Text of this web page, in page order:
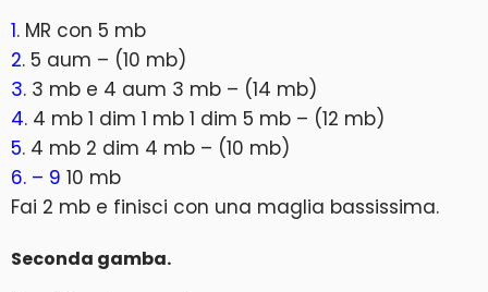
1. MR con 5 mb
2. 5 aum – (10 mb)
3. 3 mb e 4 aum 3 mb – (14 mb)
4. 4 mb 1 dim 1 mb 1 dim 5 mb – (12 mb)
5. 4 mb 2 dim 4 mb – (10 mb)
6. – 9 10 mb
Fai 2 mb e finisci con una maglia bassissima.
Seconda gamba.